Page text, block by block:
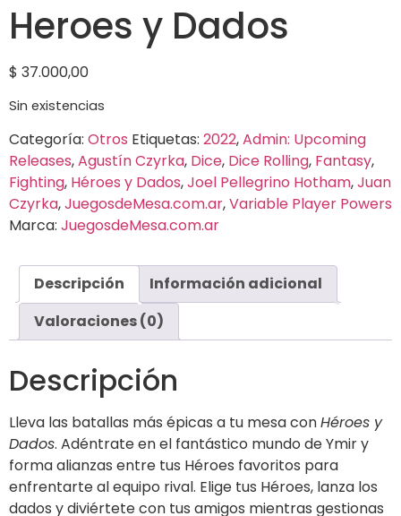
Heroes y Dados
$ 37.000,00
Sin existencias
Categoría: Otros Etiquetas: 2022,Admin: Upcoming
Releases,Agustín Czyrka, Dice, Dice Rolling, Fantasy,
Fighting, Héroes y Dados,Joel Pellegrino Hotham,Juan
Czyrka,JuegosdeMesa.com.ar,Variable Player Powers
Marca: JuegosdeMesa.com.ar
Descripción
Información adicional
Valoraciones (0)
Descripción
Lleva las batallas más épicas a tu mesa conHéroes y
Dados. Adéntrate en el fantástico mundo de Ymir y
forma alianzas entre tus Héroes favoritos para
enfrentarte al equipo rival. Elige tus Héroes, lanza los
dados y diviértete con tus amigos mientras gestionas